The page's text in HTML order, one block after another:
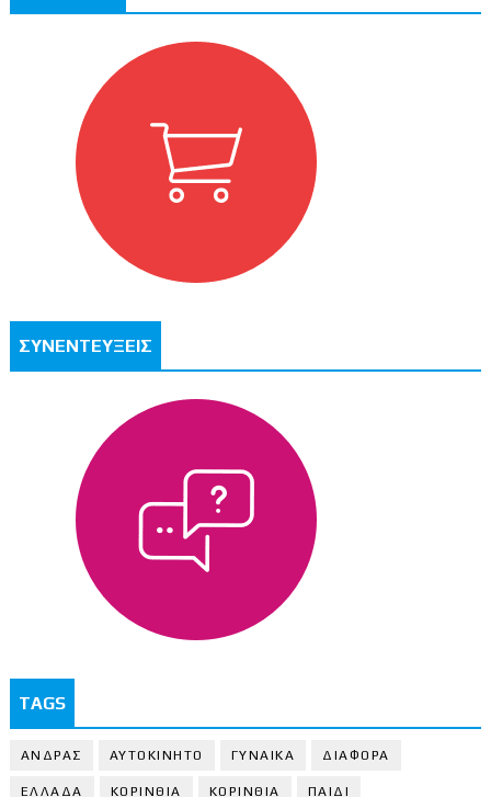
ΣΥΝΕΝΤΕΥΞΕΙΣ
TAGS
ΑΝΔΡΑΣ ΑΥΤΟΚΙΝΗΤΟ ΓΥΝΑΙΚΑ ΔΙΑΦΟΡΑ
ΕΛΛΑΔΑ ΚΟΡΙΝΘΙΑ ΚΟΡΙΝΘΙA ΠΑΙΔΙ